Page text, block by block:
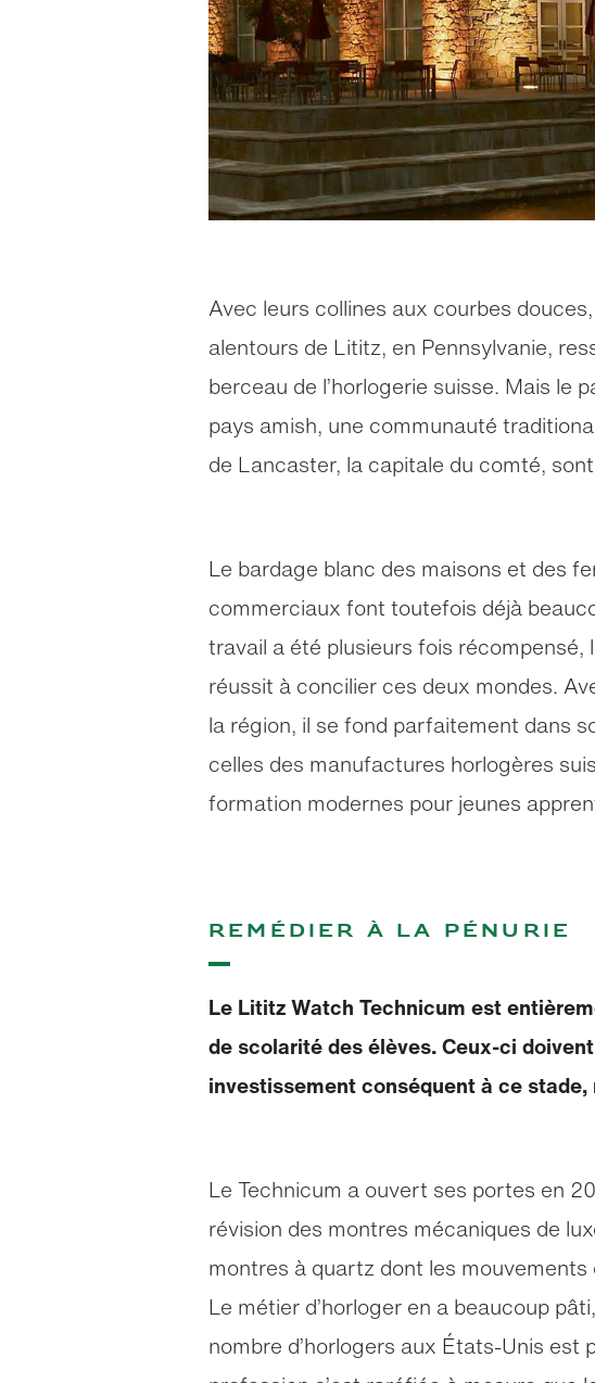
Avec leurs collines aux courbes
alentours de Lititz, en Pennsylvanie,
berceau de l’horlogerie suisse. Mais le
pays amish, une communauté
de Lancaster, la capitale du comté,
Le bardage blanc des maisons et des
commerciaux font toutefois déjà
travail a été plusieurs fois
réussit à concilier ces deux mondes.
la région, il se fond parfaitement dans
celles des manufactures horlogères
formation modernes pour jeunes
Remédier à la pénurie
Le Lititz Watch Technicum est
de scolarité des élèves. Ceux-ci
investissement conséquent à ce
Le Technicum a ouvert ses portes en
révision des montres mécaniques de
montres à quartz dont les
Le métier d’horloger en a beaucoup
nombre d’horlogers aux États-Unis